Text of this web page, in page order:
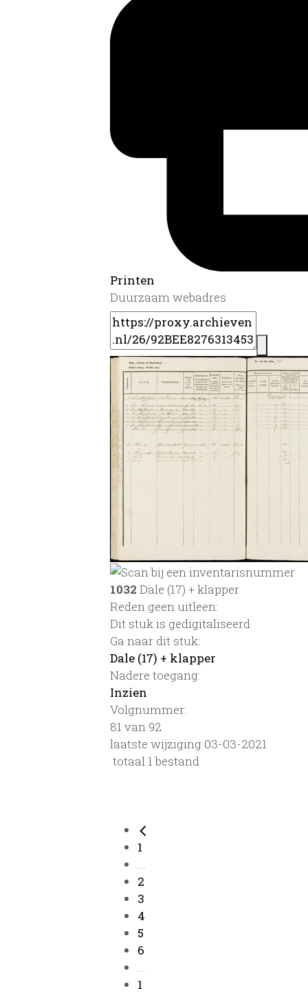
Printen
Duurzaam webadres
1032 Dale (17) + klapper
Reden geen uitleen:
Dit stuk is gedigitaliseerd
Ga naar dit stuk:
Dale (17) + klapper
Nadere toegang:
Inzien
Volgnummer:
81 van 92
laatste wijziging 03-03-2021
totaal 1 bestand
1
...
2
3
4
5
6
...
1